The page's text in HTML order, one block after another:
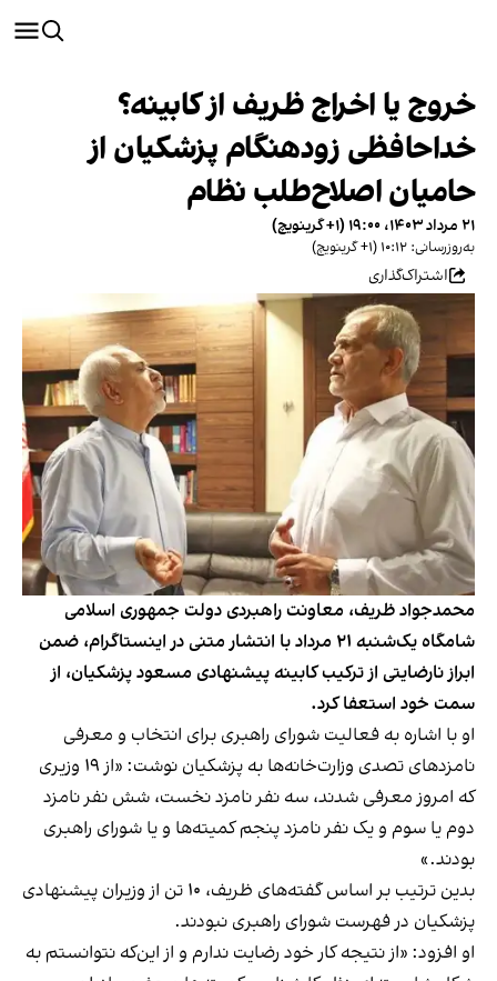
خروج یا اخراج ظریف از کابینه؟
خداحافظی زودهنگام پزشکیان از
حامیان اصلاح‌طلب نظام
۲۱ مرداد ۱۴۰۳، ۱۹:۰۰ (‎+۱ گرینویچ)
به‌روزرسانی: ۱۰:۱۲ (‎+۱ گرینویچ)
اشتراک‌گذاری
محمدجواد ظریف، معاونت راهبردی دولت جمهوری اسلامی
شامگاه یک‌شنبه ۲۱ مرداد با انتشار متنی در اینستاگرام، ضمن
ابراز نارضایتی از ترکیب کابینه پیشنهادی مسعود پزشکیان، از
سمت خود استعفا کرد.
او با اشاره به فعالیت شورای راهبری برای انتخاب و معرفی
نامزدهای تصدی وزارت‌خانه‌ها به پزشکیان نوشت: «از ۱۹ وزیری
که امروز معرفی شدند، سه نفر نامزد نخست، شش نفر نامزد
دوم یا سوم و یک نفر نامزد پنجم کمیته‌ها و یا شورای راهبری
بودند.»
بدین ترتیب بر اساس گفته‌های ظریف، ۱۰ تن از وزیران پیشنهادی
پزشکیان در فهرست شورای راهبری نبودند.
او افزود: «از نتیجه کار خود رضایت ندارم و از این‌که نتوانستم به